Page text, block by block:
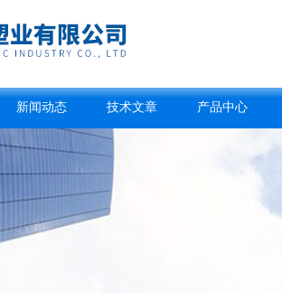
新闻动态 技术文章 产品中心